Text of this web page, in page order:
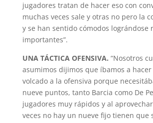
jugadores tratan de hacer eso con
muchas veces sale y otras no pero la
y se han sentido cómodos lográndose
importantes”.
UNA TÁCTICA OFENSIVA. “Nosotros
asumimos dijimos que íbamos a
volcado a la ofensiva porque
nueve puntos, tanto Barcia como De
jugadores muy rápidos y al
veces no hay un nueve fijo tienen que